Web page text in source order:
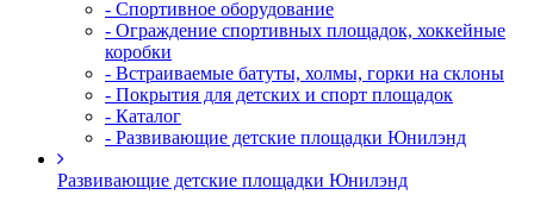
- Спортивное оборудование
- Ограждение спортивных площадок, хоккейные
коробки
- Встраиваемые батуты, холмы, горки на склоны
- Покрытия для детских и спорт площадок
- Каталог
- Развивающие детские площадки Юнилэнд
Развивающие детские площадки Юнилэнд